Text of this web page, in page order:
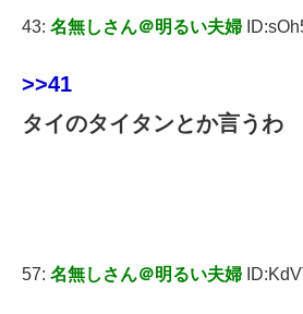
43: 名無しさん＠明るい夫婦
>>41
タイのタイタンとか言うわ
57: 名無しさん＠明るい夫婦